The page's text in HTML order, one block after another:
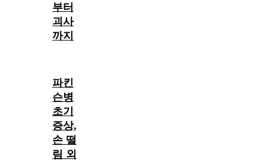
부터
괴사
까지
파킨
슨병
초기
증상,
손 떨
림 외